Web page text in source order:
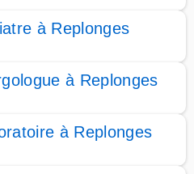
à Replonges
à Replonges
à Replonges